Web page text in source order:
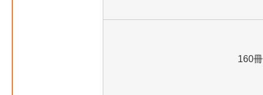
160冊